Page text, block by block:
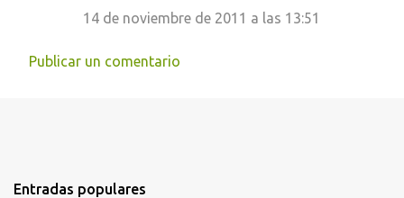
14 de noviembre de 2011 a las 13:51
Publicar un comentario
Entradas populares